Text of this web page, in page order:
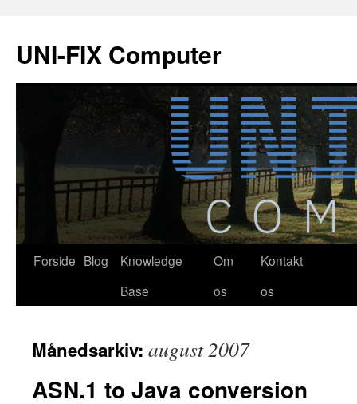
indhold
UNI-FIX Computer
Forside Blog
Knowledge
Base
Om
os
Kontakt
os
Månedsarkiv: august 2007
ASN.1 to Java conversion